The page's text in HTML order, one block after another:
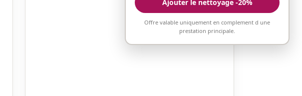
Ajouter le nettoyage -20%
Offre valable uniquement en complement d une
prestation principale.